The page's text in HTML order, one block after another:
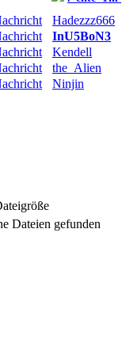
Hadezzz666
InU5BoN3
Kendell
the_Alien
Ninjin
Dateien gefunden